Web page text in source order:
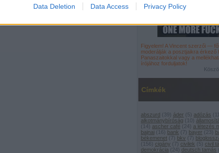
Data Deletion Data Access Privacy Policy
Figyelem! A Vincent szerzői —
moderálják a posztjaikra érkező
Panaszaitokkal vagy a
írójához forduljatok!
Címkék
abszurd ( 39) áder ( 5) adózás ( 11
alkotmánybíróság ( 10)
( 14) ascher café ( 24) a létezés
bajnai ( 16 ) bank ( 7) bayer ( 23)
békemenet ( 7) bkv ( 7)
( 156 ) cigány ( 7) civilek ( 5) civil
demokrácia ( 24) deutsch tamás (